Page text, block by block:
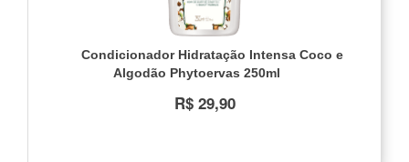
Condicionador Hidratação Intensa Coco e
Algodão Phytoervas 250ml
R$ 29,90